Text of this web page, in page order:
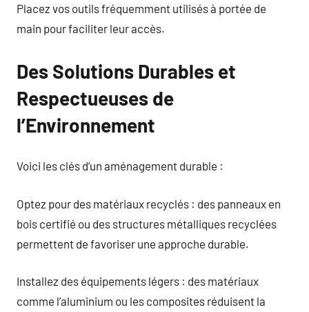
Placez vos outils fréquemment utilisés à portée de
main pour faciliter leur accès.
Des Solutions Durables et
Respectueuses de
l’Environnement
Voici les clés d’un aménagement durable :
Optez pour des matériaux recyclés : des panneaux en
bois certifié ou des structures métalliques recyclées
permettent de favoriser une approche durable.
Installez des équipements légers : des matériaux
comme l’aluminium ou les composites réduisent la